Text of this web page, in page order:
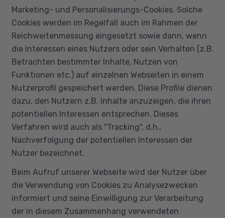
Marketing- und Personalisierungs-Cookies. Solche
Cookies werden im Regelfall auch im Rahmen der
Reichweitenmessung eingesetzt sowie dann, wenn
die Interessen eines Nutzers oder sein Verhalten (z.B.
Betrachten bestimmter Inhalte, Nutzen von
Funktionen etc.) auf einzelnen Webseiten in einem
Nutzerprofil gespeichert werden. Diese Profile dienen
dazu, den Nutzern z.B. Inhalte anzuzeigen, die ihren
potentiellen Interessen entsprechen. Dieses
Verfahren wird auch als "Tracking", d.h.,
Nachverfolgung der potentiellen Interessen der
Nutzer bezeichnet.
Beim Aufruf unserer Webseite wird der Nutzer über
die Verwendung von Cookies zu Analysezwecken
informiert und seine Einwilligung zur Verarbeitung
der in diesem Zusammenhang verwendeten